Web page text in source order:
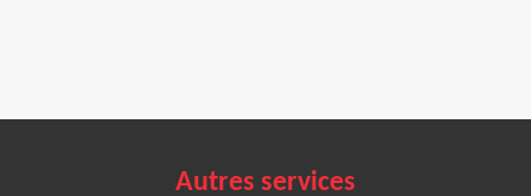
Autres services